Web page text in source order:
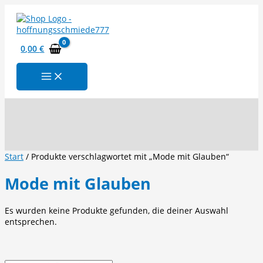
Inhalt
springen
0,00€
Start / Produkte verschlagwortet mit „Mode mit Glauben“
Mode mit Glauben
Es wurden keine Produkte gefunden, die deiner Auswahl
entsprechen.